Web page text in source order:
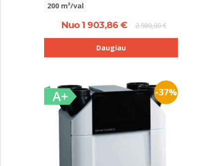
200 m³/val
Nuo 1 903,86 € 2 980,00 €
Daugiau
-37%